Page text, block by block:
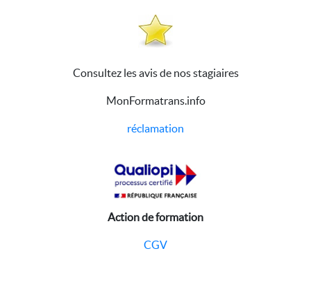
Consultez les avis de nos stagiaires
MonFormatrans.info
réclamation
Action de formation
CGV